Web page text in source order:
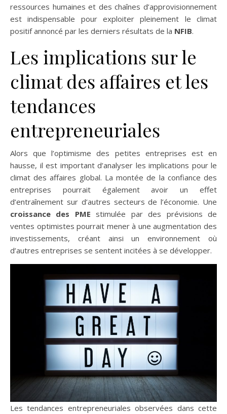
ressources humaines et des chaînes d’approvisionnement
est indispensable pour exploiter pleinement le climat
positif annoncé par les derniers résultats de la NFIB.
Les implications sur le
climat des affaires et les
tendances
entrepreneuriales
Alors que l’optimisme des petites entreprises est en
hausse, il est important d’analyser les implications pour le
climat des affaires global. La montée de la confiance des
entreprises pourrait également avoir un effet
d’entraînement sur d’autres secteurs de l’économie. Une
croissance des PME stimulée par des prévisions de
ventes optimistes pourrait mener à une augmentation des
investissements, créant ainsi un environnement où
d’autres entreprises se sentent incitées à se développer.
Les tendances entrepreneuriales observées dans cette